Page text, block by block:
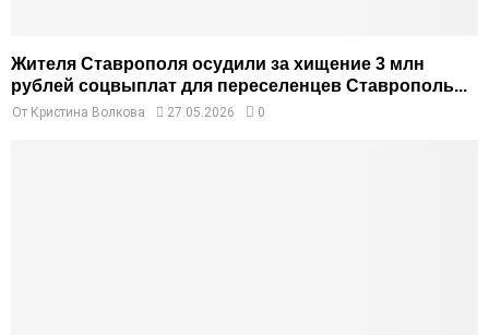
Жителя Ставрополя осудили за хищение 3 млн
рублей соцвыплат для переселенцев Ставрополь...
От Кристина Волкова 27.05.2026 0